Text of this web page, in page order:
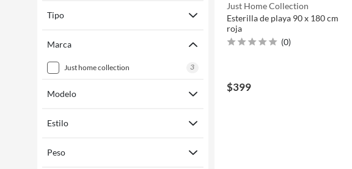
Tipo
Marca
just home collection 3
Modelo
Estilo
Peso
Just Home Collection
Esterilla de playa 90 x 180 cm
roja
(0)
$399